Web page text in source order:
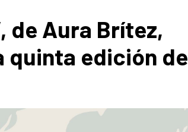
de Aura Brítez,
quinta edición de